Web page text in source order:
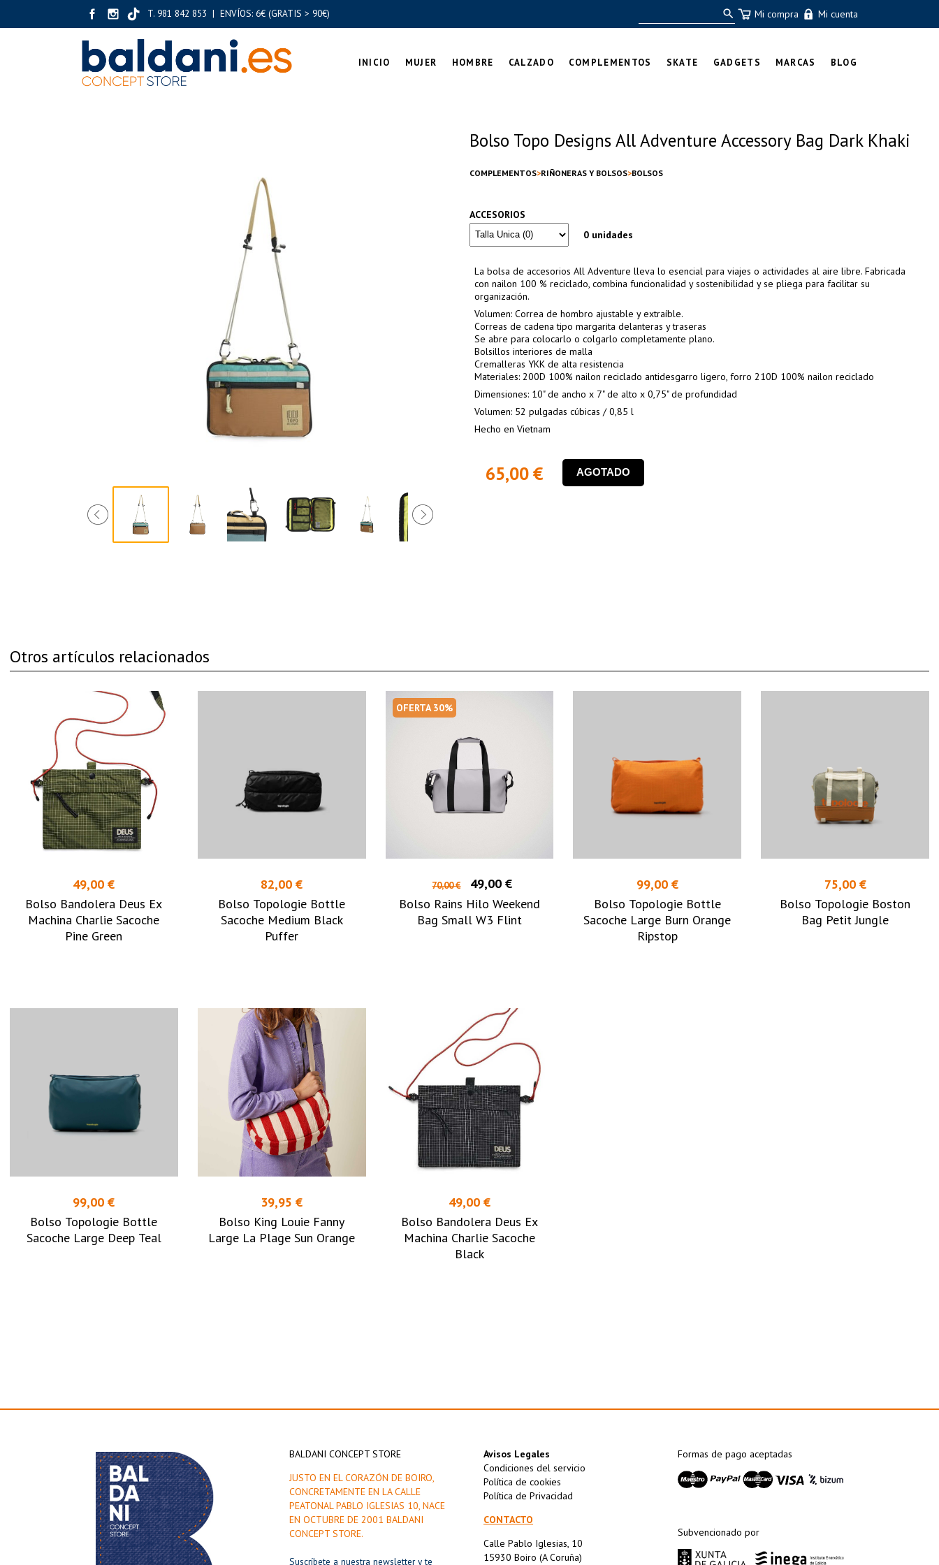
T. 981 842 853 | ENVÍOS: 6€ (GRATIS > 90€) Mi compra Mi cuenta
INICIO MUJER HOMBRE CALZADO COMPLEMENTOS SKATE GADGETS MARCAS BLOG
Bolso Topo Designs All Adventure Accessory Bag Dark Khaki
COMPLEMENTOS RIÑONERAS Y BOLSOS BOLSOS
ACCESORIOS
0 unidades
La bolsa de accesorios All Adventure lleva lo esencial para viajes o actividades al aire libre. Fabricada
con nailon 100 % reciclado, combina funcionalidad y sostenibilidad y se pliega para facilitar su
organización.
Volumen: Correa de hombro ajustable y extraíble.
Correas de cadena tipo margarita delanteras y traseras
Se abre para colocarlo o colgarlo completamente plano.
Bolsillos interiores de malla
Cremalleras YKK de alta resistencia
Materiales: 200D 100% nailon reciclado antidesgarro ligero, forro 210D 100% nailon reciclado
Dimensiones: 10" de ancho x 7" de alto x 0,75" de profundidad
Volumen: 52 pulgadas cúbicas / 0,85 l
Hecho en Vietnam
65,00 € AGOTADO
Otros artículos relacionados
49,00 €
Bolso Bandolera Deus Ex
Machina Charlie Sacoche
Pine Green
82,00 €
Bolso Topologie Bottle
Sacoche Medium Black
Puffer
OFERTA 30%
70,00 €
49,00 €
Bolso Rains Hilo Weekend
Bag Small W3 Flint
99,00 €
Bolso Topologie Bottle
Sacoche Large Burn Orange
Ripstop
75,00 €
Bolso Topologie Boston
Bag Petit Jungle
99,00 €
Bolso Topologie Bottle
Sacoche Large Deep Teal
39,95 €
Bolso King Louie Fanny
Large La Plage Sun Orange
49,00 €
Bolso Bandolera Deus Ex
Machina Charlie Sacoche
Black
BALDANI CONCEPT STORE
JUSTO EN EL CORAZÓN DE BOIRO,
CONCRETAMENTE EN LA CALLE
PEATONAL PABLO IGLESIAS 10, NACE
EN OCTUBRE DE 2001 BALDANI
CONCEPT STORE.
Suscríbete a nuestra newsletter y te
Avisos Legales
Condiciones del servicio
Política de cookies
Política de Privacidad
CONTACTO
Calle Pablo Iglesias, 10
15930 Boiro (A Coruña)
Formas de pago aceptadas
Subvencionado por